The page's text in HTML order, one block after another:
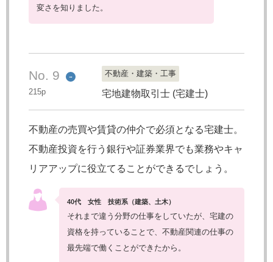
変さを知りました。
No. 9 →
215p
不動産・建築・工事
宅地建物取引士 (宅建士)
不動産の売買や賃貸の仲介で必須となる宅建士。
不動産投資を行う銀行や証券業界でも業務やキャ
リアアップに役立てることができるでしょう。
40代 女性 技術系（建築、土木）
それまで違う分野の仕事をしていたが、宅建の
資格を持っていることで、不動産関連の仕事の
最先端で働くことができたから。